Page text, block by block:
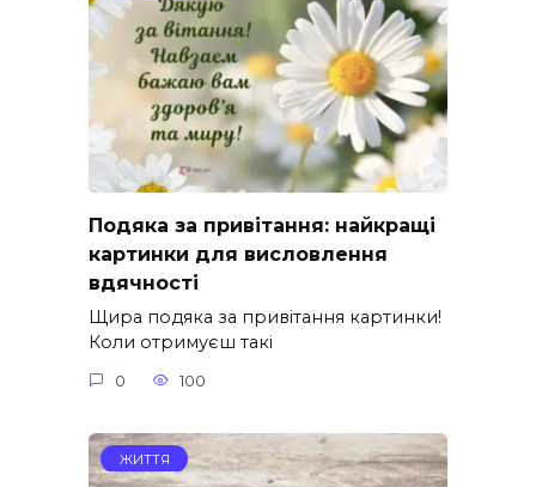
Подяка за привітання: найкращі
картинки для висловлення
вдячності
Щира подяка за привітання картинки!
Коли отримуєш такі
0 100
ЖИТТЯ